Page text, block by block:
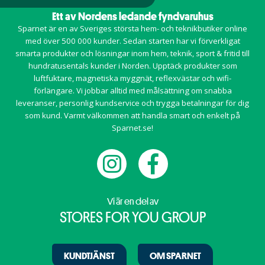
Ett av Nordens ledande fyndvaruhus
Sparnet är en av Sveriges största hem- och teknikbutiker online
med över 500 000 kunder. Sedan starten har vi förverkligat
smarta produkter och lösningar inom hem,teknik, sport & fritid till
hundratusentals kunder i Norden. Upptäck produkter som
luftfuktare, magnetiska myggnät, reflexvästar och wifi-
förlängare. Vi jobbar alltid med målsättning om snabba
leveranser, personlig kundservice och trygga betalningar för dig
som kund. Varmt välkommen att handla smart och enkelt på
Sparnet.se!
Vi är en del av
STORES FOR YOU GROUP
KUNDTJÄNST OM SPARNET